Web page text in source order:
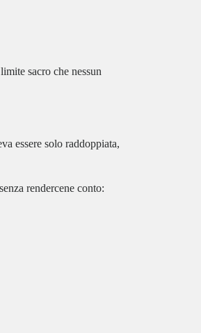
sacro che nessun
essere solo raddoppiata,
rendercene conto: